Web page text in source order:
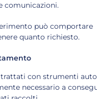
comunicazioni.
può comportare
quanto richiesto.
trattati con strumenti
necessario a